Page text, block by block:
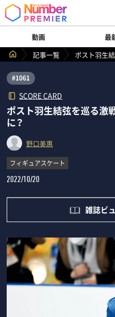
動画 最
記事一覧
ポスト羽生
#1061
SCORE CARD
ポスト羽生結弦を巡る激
に？
野口美惠
フィギュアスケート
2022/10/20
雑誌ビ